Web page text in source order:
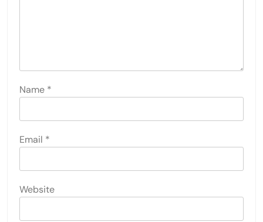
Name *
Email *
Website